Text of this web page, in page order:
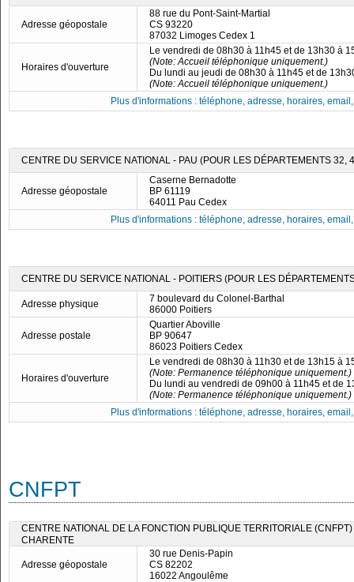
Adresse géopostale
88 rue du Pont-Saint-Martial
CS 93220
87032 Limoges Cedex 1
Horaires d'ouverture
Le vendredi de 08h30 à 11h45 et de 13h30 à
(Note: Accueil téléphonique uniquement.)
Du lundi au jeudi de 08h30 à 11h45 et de
(Note: Accueil téléphonique uniquement.)
Plus d'informations : téléphone, adresse, horaires,
CENTRE DU SERVICE NATIONAL - PAU (POUR LES DÉPARTEMENTS 32,
Adresse géopostale
Caserne Bernadotte
BP 61119
64011 Pau Cedex
Plus d'informations : téléphone, adresse, horaires,
CENTRE DU SERVICE NATIONAL - POITIERS (POUR LES
Adresse physique
7 boulevard du Colonel-Barthal
86000 Poitiers
Adresse postale
Quartier Aboville
BP 90647
86023 Poitiers Cedex
Horaires d'ouverture
Le vendredi de 08h30 à 11h30 et de 13h15 à
(Note: Permanence téléphonique uniquement.)
Du lundi au vendredi de 09h00 à 11h45 et de
(Note: Permanence téléphonique uniquement.)
Plus d'informations : téléphone, adresse, horaires,
CNFPT
CENTRE NATIONAL DE LA FONCTION PUBLIQUE TERRITORIALE
CHARENTE
Adresse géopostale
30 rue Denis-Papin
CS 82202
16022 Angoulême